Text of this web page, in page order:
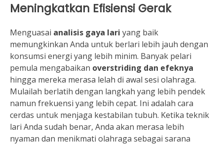
Meningkatkan Efisiensi Gerak
Menguasai analisis gaya lari yang baik
memungkinkan Anda untuk berlari lebih jauh dengan
konsumsi energi yang lebih minim. Banyak pelari
pemula mengabaikan overstriding dan efeknya
hingga mereka merasa lelah di awal sesi olahraga.
Mulailah berlatih dengan langkah yang lebih pendek
namun frekuensi yang lebih cepat. Ini adalah cara
cerdas untuk menjaga kestabilan tubuh. Ketika teknik
lari Anda sudah benar, Anda akan merasa lebih
nyaman dan menikmati olahraga sebagai sarana